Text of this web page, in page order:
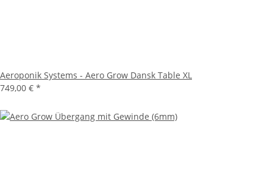
Aeroponik Systems - Aero Grow Dansk Table XL
749,00 € *